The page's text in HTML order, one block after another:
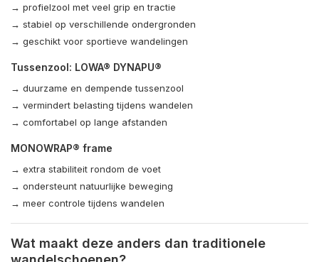
→ profielzool met veel grip en tractie
→ stabiel op verschillende ondergronden
→ geschikt voor sportieve wandelingen
Tussenzool: LOWA® DYNAPU®
→ duurzame en dempende tussenzool
→ vermindert belasting tijdens wandelen
→ comfortabel op lange afstanden
MONOWRAP® frame
→ extra stabiliteit rondom de voet
→ ondersteunt natuurlijke beweging
→ meer controle tijdens wandelen
Wat maakt deze anders dan traditionele